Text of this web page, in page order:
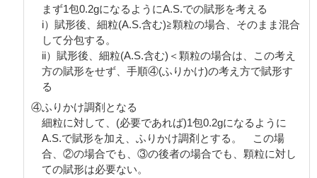
まず1包0.2gになるようにA.S.での賦形を考える
i）賦形後、細粒(A.S.含む)≧顆粒の場合、そのまま混合
して分包する。
ii）賦形後、細粒(A.S.含む)＜顆粒の場合は、この考え
方の賦形をせず、手順④(ふりかけ)の考え方で賦形す
る
④ふりかけ調剤となる
細粒に対して、(必要であれば)1包0.2gになるように
A.S.で賦形を加え、ふりかけ調剤とする。 この場
合、②の場合でも、③の後者の場合でも、顆粒に対し
ての賦形は必要ない。